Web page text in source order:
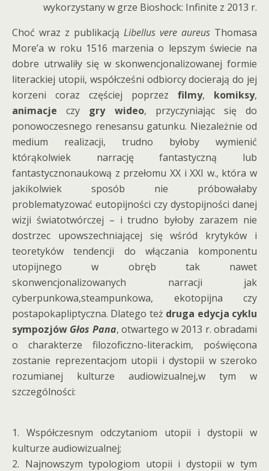
wykorzystany w grze Bioshock: Infinite z 2013 r.
Choć wraz z publikacją Libellus vere aureus Thomasa
More’a w roku 1516 marzenia o lepszym świecie na
dobre utrwaliły się w skonwencjonalizowanej formie
literackiej utopii, współcześni odbiorcy docierają do jej
korzeni coraz częściej poprzez filmy, komiksy,
animacje czy gry wideo, przyczyniając się do
ponowoczesnego renesansu gatunku. Niezależnie od
medium realizacji, trudno byłoby wymienić
którąkolwiek narrację fantastyczną lub
fantastycznonaukową z przełomu XX i XXI w., która w
jakikolwiek sposób nie próbowałaby
problematyzować eutopijności czy dystopijności danej
wizji światotwórczej – i trudno byłoby zarazem nie
dostrzec upowszechniającej się wśród krytyków i
teoretyków tendencji do włączania komponentu
utopijnego w obręb tak nawet
skonwencjonalizowanych narracji jak
cyberpunkowa,steampunkowa, ekotopijna czy
postapokapliptyczna. Dlatego też druga edycja cyklu
sympozjów Głos Pana, otwartego w 2013 r. obradami
o charakterze filozoficzno-literackim, poświęcona
zostanie reprezentacjom utopii i dystopii w szeroko
rozumianej kulturze audiowizualnej,w tym w
szczególności:
1. Współczesnym odczytaniom utopii i dystopii w
kulturze audiowizualnej;
2. Najnowszym typologiom utopii i dystopii w tym